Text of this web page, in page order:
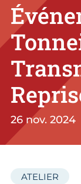
26 nov. 2024
ATELIER